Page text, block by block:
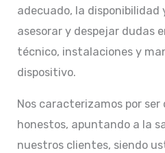
adecuado, la disponibilidad
asesorar y despejar dudas
técnico, instalaciones y
dispositivo.
Nos caracterizamos por ser
honestos, apuntando a la
nuestros clientes, siendo